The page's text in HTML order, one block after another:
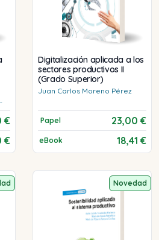
€
€
Digitalización aplicada a los
sectores productivos II
(Grado Superior)
Juan Carlos Moreno Pérez
Papel 23,00 €
eBook 18,41 €
Novedad